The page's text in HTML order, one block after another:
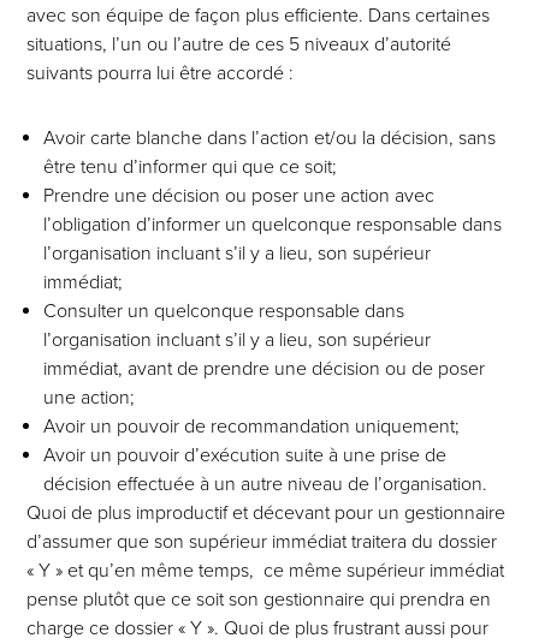
avec son équipe de façon plus efficiente. Dans certaines
situations, l’un ou l’autre de ces 5 niveaux d’autorité
suivants pourra lui être accordé :
Avoir carte blanche dans l’action et/ou la décision, sans
être tenu d’informer qui que ce soit;
Prendre une décision ou poser une action avec
l’obligation d’informer un quelconque responsable dans
l’organisation incluant s’il y a lieu, son supérieur
immédiat;
Consulter un quelconque responsable dans
l’organisation incluant s’il y a lieu, son supérieur
immédiat, avant de prendre une décision ou de poser
une action;
Avoir un pouvoir de recommandation uniquement;
Avoir un pouvoir d’exécution suite à une prise de
décision effectuée à un autre niveau de l’organisation.
Quoi de plus improductif et décevant pour un gestionnaire
d’assumer que son supérieur immédiat traitera du dossier
« Y » et qu’en même temps, ce même supérieur immédiat
pense plutôt que ce soit son gestionnaire qui prendra en
charge ce dossier « Y ». Quoi de plus frustrant aussi pour